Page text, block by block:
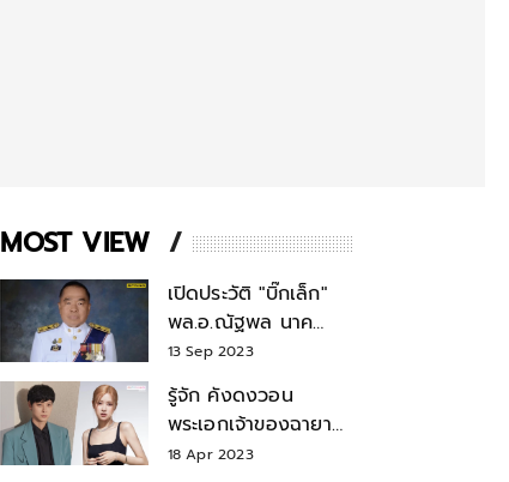
MOST VIEW
เปิดประวัติ "บิ๊กเล็ก"
พล.อ.ณัฐพล นาค
พาณิชย์ จากเลขาฯ
สมช.-เลขาฯ
รมว.กลาโหม
13 Sep 2023
รู้จัก คังดงวอน
พระเอกเจ้าของฉายา
สมบัติแห่งชาติ หลังมี
18 Apr 2023